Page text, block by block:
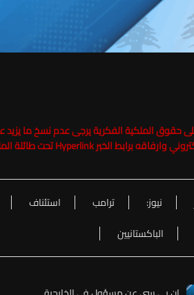
نيوز: ترامب استئناف
الباكستانيين